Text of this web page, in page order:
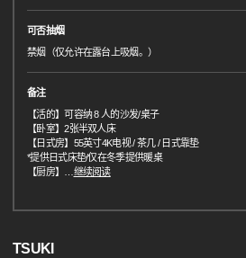
可否抽烟
禁烟（仅允许在露台上吸烟。）
备注
【活的】可容纳 8 人的沙发/桌子
【卧室】2张半双人床
【日式房】55英寸4K电视 / 茶几 / 日式靠垫
*提供日式床垫/仅在冬季提供暖桌
【厨房】
继续阅读
TSUKI